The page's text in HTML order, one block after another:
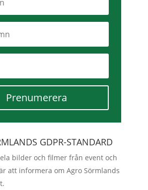
Prenumerera
GDPR-STANDARD
bilder och filmer från event och
att informera om Agro Sörmlands